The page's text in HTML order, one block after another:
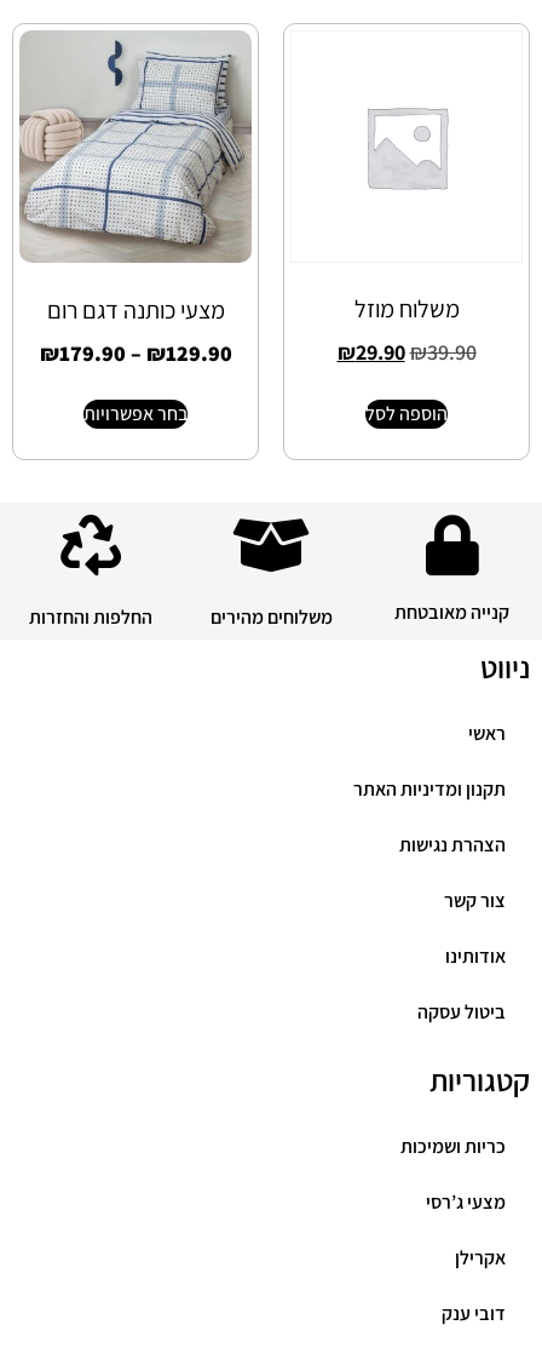
משלוח מוזל
₪39.90
₪29.90
הוספה לסל
מצעי כותנה דגם רום
₪129.90
–
₪179.90
בחר אפשרויות
קנייה מאובטחת משלוחים מהירים החלפות והחזרות
ניווט
ראשי
תקנון ומדיניות האתר
הצהרת נגישות
צור קשר
אודותינו
ביטול עסקה
קטגוריות
כריות ושמיכות
מצעי ג’רסי
אקרילן
דובי ענק